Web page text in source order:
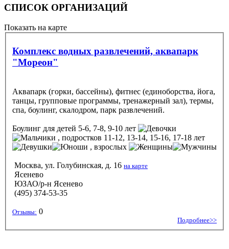
СПИСОК ОРГАНИЗАЦИЙ
Показать на карте
Комплекс водных развлечений, аквапарк
"Мореон"
Аквапарк (горки, бассейны), фитнес (единоборства, йога,
танцы, групповые программы, тренажерный зал), термы,
спа, боулинг, скалодром, парк развлечений.
Боулинг для детей 5-6, 7-8, 9-10 лет
, подростков 11-12, 13-14, 15-16, 17-18 лет
, взрослых
Москва, ул. Голубинская, д. 16 на карте
Ясенево
ЮЗАО/р-н Ясенево
(495) 374-53-35
Отзывы: 0
Подробнее>>